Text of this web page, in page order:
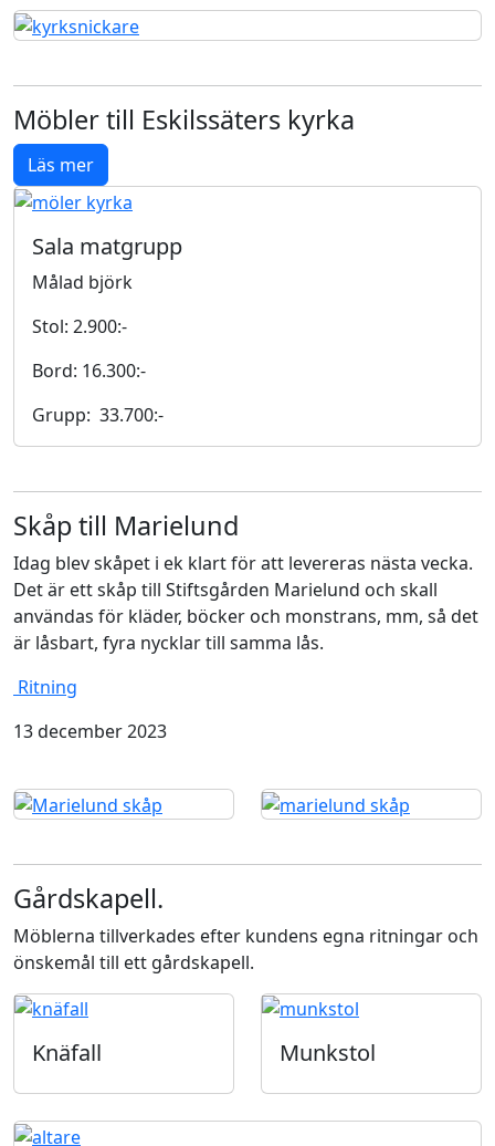
Möbler till Eskilssäters kyrka
Läs mer
Sala matgrupp
Målad björk
Stol: 2.900:-
Bord: 16.300:-
Grupp: 33.700:-
Skåp till Marielund
Idag blev skåpet i ek klart för att levereras nästa vecka.
Det är ett skåp till Stiftsgården Marielund och skall
användas för kläder, böcker och monstrans, mm, så det
är låsbart, fyra nycklar till samma lås.
Ritning
13 december 2023
Gårdskapell.
Möblerna tillverkades efter kundens egna ritningar och
önskemål till ett gårdskapell.
Knäfall Munkstol